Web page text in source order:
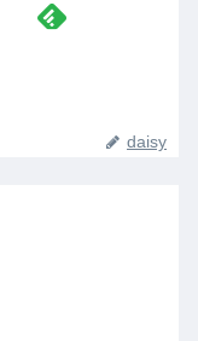
daisy